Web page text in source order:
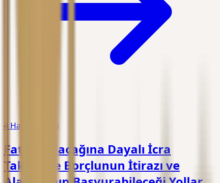
4 Haziran 2026
Fatura Alacağına Dayalı İcra
Takibinde Borçlunun İtirazı ve